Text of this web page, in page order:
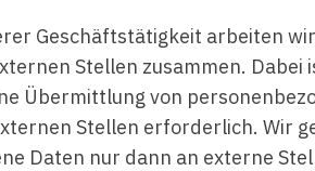
Geschäftstätigkeit arbeiten
Stellen zusammen. Dabei
Übermittlung von
Stellen erforderlich. Wir
Daten nur dann an externe